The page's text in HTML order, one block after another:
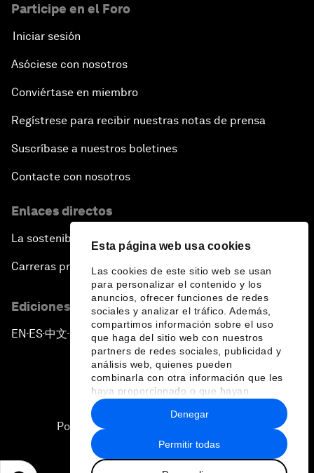
Esta página web usa cookies
Las cookies de este sitio web se usan
para personalizar el contenido y los
anuncios, ofrecer funciones de redes
sociales y analizar el tráfico. Además,
compartimos información sobre el uso
que haga del sitio web con nuestros
partners de redes sociales, publicidad y
análisis web, quienes pueden
combinarla con otra información que les
haya proporcionado o que hayan
recopilado a partir del uso que haya
hecho de sus servicios.
Permitir todas
Denegar
Participe en el Foro
Iniciar sesión
Asóciese con nosotros
Conviértase en miembro
Regístrese para recibir nuestras notas de prensa
Suscríbase a nuestros boletines
Contacte con nosotros
Enlaces directos
La sostenibilidad en el Foro
Carreras profesionales
Ediciones en otros idiomas
EN ▪ES▪中文▪ 日本語
Política de privacidad y normas de uso
Sitemap